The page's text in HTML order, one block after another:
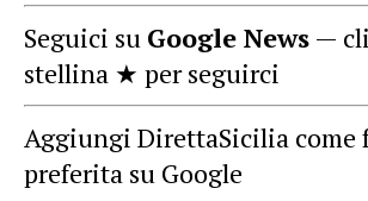
Seguici su Google News —
stellina ★ per seguirci
Aggiungi DirettaSicilia come
preferita su Google